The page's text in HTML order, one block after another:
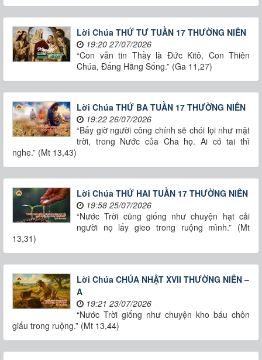
Lời Chúa THỨ TƯ TUẦN 17 THƯỜNG NIÊN
19:20 27/07/2026
“Con vẫn tin Thầy là Đức Kitô, Con Thiên
Chúa, Đấng Hằng Sống.” (Ga 11,27)
Lời Chúa THỨ BA TUẦN 17 THƯỜNG NIÊN
19:22 26/07/2026
“Bấy giờ người công chính sẽ chói lọi như mặt
trời, trong Nước của Cha họ. Ai có tai thì
nghe.” (Mt 13,43)
Lời Chúa THỨ HAI TUẦN 17 THƯỜNG NIÊN
19:58 25/07/2026
“Nước Trời cũng giống như chuyện hạt cải
người nọ lấy gieo trong ruộng mình.” (Mt
13,31)
Lời Chúa CHÚA NHẬT XVII THƯỜNG NIÊN –
A
19:21 23/07/2026
“Nước Trời giống như chuyện kho báu chôn
giấu trong ruộng.” (Mt 13,44)